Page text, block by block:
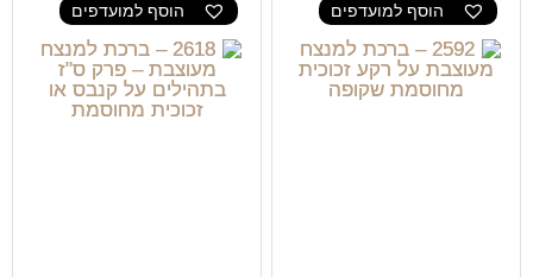
הוסף למועדפים הוסף למועדפים